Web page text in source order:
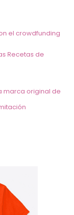
el crowdfunding
Recetas de
marca original de